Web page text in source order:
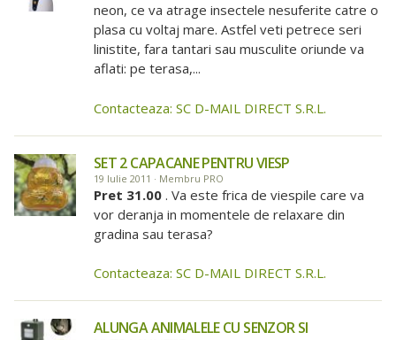
neon, ce va atrage insectele nesuferite catre o
plasa cu voltaj mare. Astfel veti petrece seri
linistite, fara tantari sau musculite oriunde va
aflati: pe terasa,...
Contacteaza: SC D-MAIL DIRECT S.R.L.
SET 2 CAPACANE PENTRU VIESP
19 Iulie 2011 · Membru PRO
Pret 31.00 . Va este frica de viespile care va
vor deranja in momentele de relaxare din
gradina sau terasa?
Contacteaza: SC D-MAIL DIRECT S.R.L.
ALUNGA ANIMALELE CU SENZOR SI